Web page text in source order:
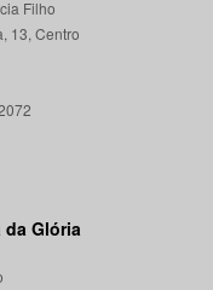
Filho
13, Centro
da Glória